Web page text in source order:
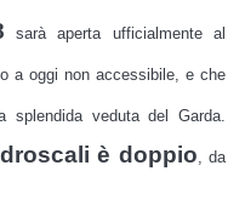
sarà aperta ufficialmente al
a oggi non accessibile, e che
splendida veduta del Garda.
è doppio, da